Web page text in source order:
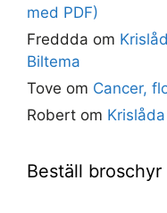
med PDF)
Freddda om
Biltema
Tove om Cancer,
Robert om
Beställ broschyr